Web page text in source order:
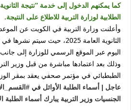
كما يمكنهم الدخول إلى خدمة “نتيجة
الطلابية لوزارة التربية للاطلاع على النتيجة.
وأعلنت وزارة التربية في الكويت عن
الثانوية العامة 2025
، حيث سيتم نشرها
اليوم عبر الموقع الرسمي للوزارة إلى جانب
وذلك بعد اعتمادها مباشرة من قبل وزير
الطبطبائي في مؤتمر صحفي يعقد بمقر
عاجل | أسماء الطلبة الأوائل في
الجنسيات وزير التربية يبارك أسماء الطلبة